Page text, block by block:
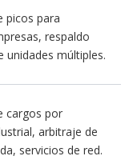
picos para
respaldo
unidades múltiples.
cargos por
arbitraje de
servicios de red.